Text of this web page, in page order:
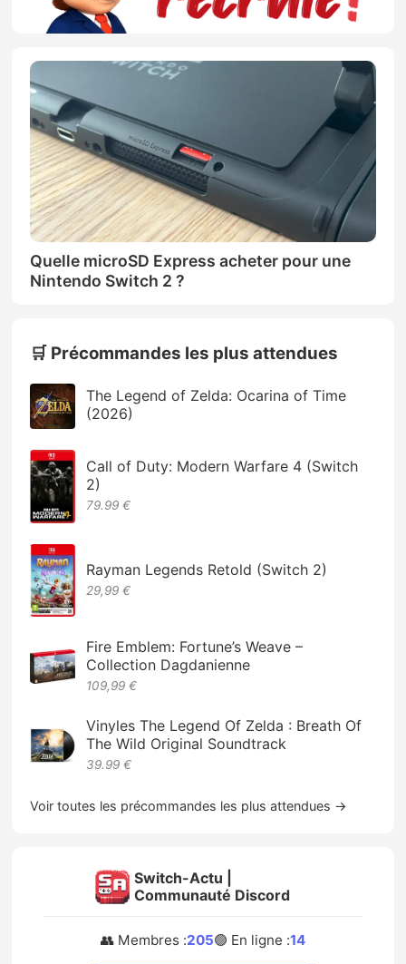
Quelle microSD Express acheter pour une
Nintendo Switch 2 ?
🛒 Précommandes les plus attendues
The Legend of Zelda: Ocarina of Time
(2026)
Call of Duty: Modern Warfare 4 (Switch
2)
79.99 €
Rayman Legends Retold (Switch 2)
29,99 €
Fire Emblem: Fortune’s Weave –
Collection Dagdanienne
109,99 €
Vinyles The Legend Of Zelda : Breath Of
The Wild Original Soundtrack
39.99 €
Voir toutes les précommandes les plus attendues →
Switch-Actu |
Communauté Discord
👥 Membres :205🟢 En ligne :14